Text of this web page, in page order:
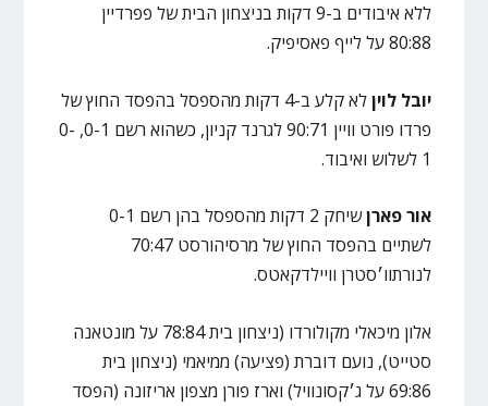
ללא איבודים ב-9 דקות בניצחון הבית של פפרדיין
80:88 על לייף פאסיפיק.
יובל לוין
לא קלע ב-4 דקות מהספסל בהפסד החוץ של
פרדו פורט וויין 90:71 לגרנד קניון, כשהוא רשם 0-1, 0-
1 לשלוש ואיבוד.
אור פארן
שיחק 2 דקות מהספסל בהן רשם 0-1
לשתיים בהפסד החוץ של מרסיהורסט 70:47
לנורתוו׳סטרן וויילדקאטס.
אלון מיכאלי מקולורדו (ניצחון בית 78:84 על מונטאנה
סטייט), נועם דוברת (פציעה) ממיאמי (ניצחון בית
69:86 על ג׳קסונוויל) וארז פורן מצפון אריזונה (הפסד